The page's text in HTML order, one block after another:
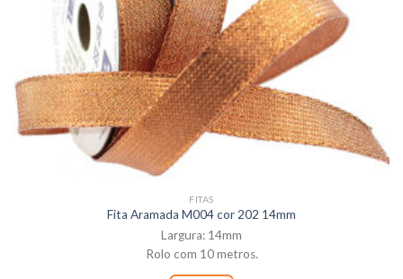
FITAS
Fita Aramada M004 cor 202 14mm
Largura: 14mm
Rolo com 10 metros.